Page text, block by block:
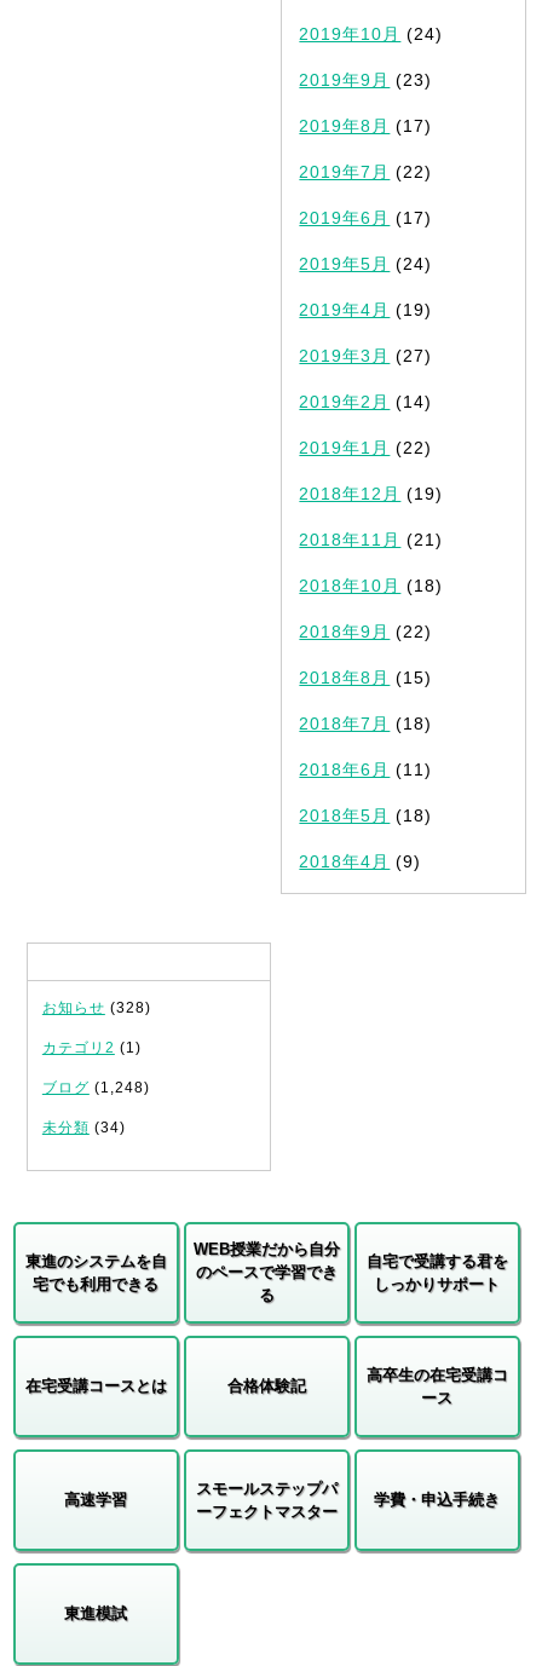
2019年10月 (24)
2019年9月 (23)
2019年8月 (17)
2019年7月 (22)
2019年6月 (17)
2019年5月 (24)
2019年4月 (19)
2019年3月 (27)
2019年2月 (14)
2019年1月 (22)
2018年12月 (19)
2018年11月 (21)
2018年10月 (18)
2018年9月 (22)
2018年8月 (15)
2018年7月 (18)
2018年6月 (11)
2018年5月 (18)
2018年4月 (9)
お知らせ (328)
カテゴリ2 (1)
ブログ (1,248)
未分類 (34)
東進のシステムを自
宅でも利用できる
WEB授業だから自分
のペースで学習でき
る
自宅で受講する君を
しっかりサポート
在宅受講コースとは 合格体験記
高卒生の在宅受講コ
ース
高速学習
スモールステップパ
ーフェクトマスター
学費・申込手続き
東進模試